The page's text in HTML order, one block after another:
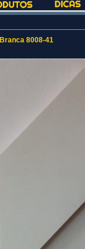
Branca 8008-41